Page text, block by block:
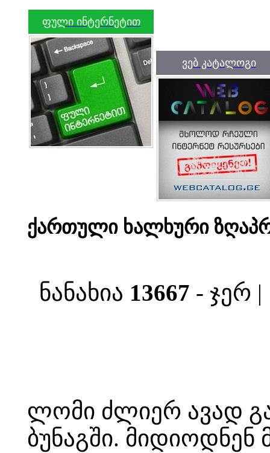
ფული ინტერნეტით
ვებ კატალოგი
ქართული ხალხური
ნანახია 13667 - ჯერ
ლომი ძლიერ ავად
ბუნაგში. მიდიოდნენ